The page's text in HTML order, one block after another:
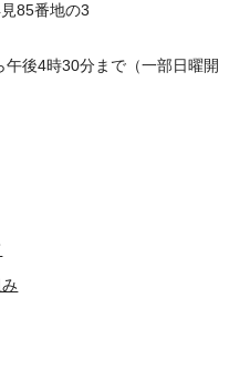
85番地の3
後4時30分まで（一部日曜開